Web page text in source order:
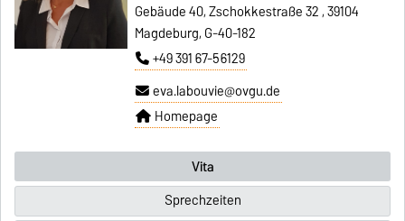
Gebäude 40, Zschokkestraße 32 , 39104
Magdeburg, G-40-182
+49 391 67-56129
eva.labouvie@ovgu.de
Homepage
Vita
Sprechzeiten